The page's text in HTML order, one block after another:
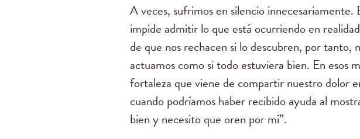
A veces, sufrimos en silencio
impide admitir lo que está ocurriendo en
de que nos rechacen si lo descubren, por tanto,
actuamos como si todo estuviera bien. En esos
fortaleza que viene de compartir nuestro dolor
cuando podríamos haber recibido ayuda al
bien y necesito que oren por mí”.